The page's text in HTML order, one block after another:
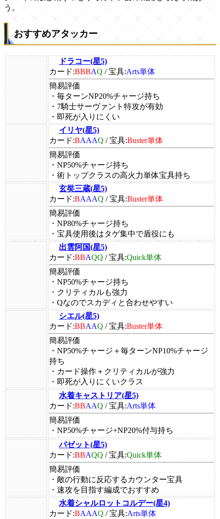
う。
おすすめアタッカー
ドラコー(星5)
カード:BBBAQ /宝具:Arts単体
簡易評価
・毎ターンNP20%チャージ持ち
・7騎士サーヴァント特攻が有効
・即死が入りにくい
イリヤ(星5)
カード:BAAAQ /宝具:Buster単体
簡易評価
・NP50%チャージ持ち
・術トップクラスの高火力単体宝具持ち
玄奘三蔵(星5)
カード:BAAAQ /宝具:Buster単体
簡易評価
・NP80%チャージ持ち
・宝具使用後はタゲ集中で盾役にも
出雲阿国(星5)
カード:BBAQQ /宝具:Quick単体
簡易評価
・NP50%チャージ持ち
・クリティカルも強力
・Qなのでスカディと合わせやすい
シエル(星5)
カード:BBAAQ /宝具:Buster単体
簡易評価
・NP50%チャージ＋毎ターンNP10%チャージ
持ち
・カード操作＋クリティカルが強力
・即死が入りにくいクラス
水着キャストリア(星5)
カード:BBAAQ /宝具:Arts単体
簡易評価
・NP50%チャージ+NP20%付与持ち
バゼット(星5)
カード:BBAQQ /宝具:Quick単体
簡易評価
・敵の行動に反応するカウンター宝具
・速攻を目指す編成でおすすめ
水着シャルロットコルデー(星4)
カード:BAAAQ /宝具:Arts単体